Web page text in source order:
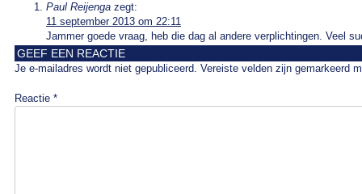
Paul Reijenga zegt:
11 september 2013 om 22:11
Jammer goede vraag, heb die dag al andere verplichtingen. Veel
GEEF EEN REACTIE
Je e-mailadres wordt niet gepubliceerd. Vereiste velden zijn gemarkeerd
Reactie *